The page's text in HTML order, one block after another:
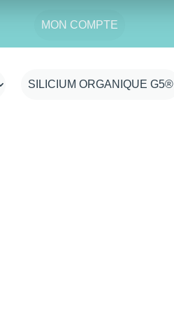
MON COMPTE
SILICIUM ORGANIQUE G5®